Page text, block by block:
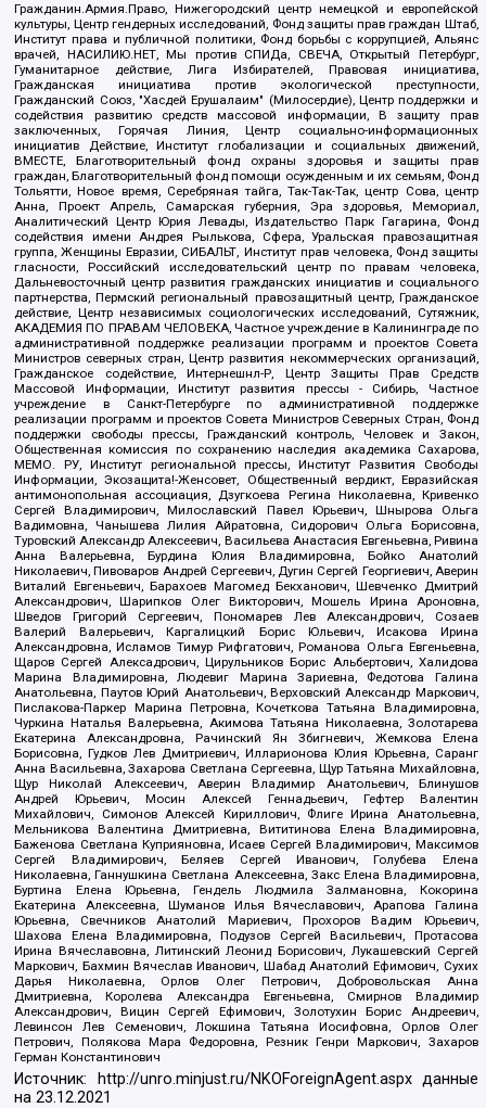
Гражданин.Армия.Право, Нижегородский центр немецкой и европейской
культуры, Центр гендерных исследований, Фонд защиты прав граждан Штаб,
Институт права и публичной политики, Фонд борьбы с коррупцией, Альянс
врачей, НАСИЛИЮ.НЕТ, Мы против СПИДа, СВЕЧА, Открытый Петербург,
Гуманитарное действие, Лига Избирателей, Правовая инициатива,
Гражданская инициатива против экологической преступности,
Гражданский Союз, "Хасдей Ерушалаим" (Милосердие), Центр поддержки и
содействия развитию средств массовой информации, В защиту прав
заключенных, Горячая Линия, Центр социально-информационных
инициатив Действие, Институт глобализации и социальных движений,
ВМЕСТЕ, Благотворительный фонд охраны здоровья и защиты прав
граждан, Благотворительный фонд помощи осужденным и их семьям, Фонд
Тольятти, Новое время, Серебряная тайга, Так-Так-Так, центр Сова, центр
Анна, Проект Апрель, Самарская губерния, Эра здоровья, Мемориал,
Аналитический Центр Юрия Левады, Издательство Парк Гагарина, Фонд
содействия имени Андрея Рылькова, Сфера, Уральская правозащитная
группа, Женщины Евразии, СИБАЛЬТ, Институт прав человека, Фонд защиты
гласности, Российский исследовательский центр по правам человека,
Дальневосточный центр развития гражданских инициатив и социального
партнерства, Пермский региональный правозащитный центр, Гражданское
действие, Центр независимых социологических исследований, Сутяжник,
АКАДЕМИЯ ПО ПРАВАМ ЧЕЛОВЕКА, Частное учреждение в Калининграде по
административной поддержке реализации программ и проектов Совета
Министров северных стран, Центр развития некоммерческих организаций,
Гражданское содействие, Интернешнл-Р, Центр Защиты Прав Средств
Массовой Информации, Институт развития прессы - Сибирь, Частное
учреждение в Санкт-Петербурге по административной поддержке
реализации программ и проектов Совета Министров Северных Стран, Фонд
поддержки свободы прессы, Гражданский контроль, Человек и Закон,
Общественная комиссия по сохранению наследия академика Сахарова,
МЕМО. РУ, Институт региональной прессы, Институт Развития Свободы
Информации, Экозащита!-Женсовет, Общественный вердикт, Евразийская
антимонопольная ассоциация, Дзугкоева Регина Николаевна, Кривенко
Сергей Владимирович, Милославский Павел Юрьевич, Шнырова Ольга
Вадимовна, Чанышева Лилия Айратовна, Сидорович Ольга Борисовна,
Туровский Александр Алексеевич, Васильева Анастасия Евгеньевна, Ривина
Анна Валерьевна, Бурдина Юлия Владимировна, Бойко Анатолий
Николаевич, Пивоваров Андрей Сергеевич, Дугин Сергей Георгиевич, Аверин
Виталий Евгеньевич, Барахоев Магомед Бекханович, Шевченко Дмитрий
Александрович, Шарипков Олег Викторович, Мошель Ирина Ароновна,
Шведов Григорий Сергеевич, Пономарев Лев Александрович, Созаев
Валерий Валерьевич, Каргалицкий Борис Юльевич, Исакова Ирина
Александровна, Исламов Тимур Рифгатович, Романова Ольга Евгеньевна,
Щаров Сергей Алексадрович, Цирульников Борис Альбертович, Халидова
Марина Владимировна, Людевиг Марина Зариевна, Федотова Галина
Анатольевна, Паутов Юрий Анатольевич, Верховский Александр Маркович,
Пислакова-Паркер Марина Петровна, Кочеткова Татьяна Владимировна,
Чуркина Наталья Валерьевна, Акимова Татьяна Николаевна, Золотарева
Екатерина Александровна, Рачинский Ян Збигневич, Жемкова Елена
Борисовна, Гудков Лев Дмитриевич, Илларионова Юлия Юрьевна, Саранг
Анна Васильевна, Захарова Светлана Сергеевна, Щур Татьяна Михайловна,
Щур Николай Алексеевич, Аверин Владимир Анатольевич, Блинушов
Андрей Юрьевич, Мосин Алексей Геннадьевич, Гефтер Валентин
Михайлович, Симонов Алексей Кириллович, Флиге Ирина Анатольевна,
Мельникова Валентина Дмитриевна, Вититинова Елена Владимировна,
Баженова Светлана Куприяновна, Исаев Сергей Владимирович, Максимов
Сергей Владимирович, Беляев Сергей Иванович, Голубева Елена
Николаевна, Ганнушкина Светлана Алексеевна, Закс Елена Владимировна,
Буртина Елена Юрьевна, Гендель Людмила Залмановна, Кокорина
Екатерина Алексеевна, Шуманов Илья Вячеславович, Арапова Галина
Юрьевна, Свечников Анатолий Мариевич, Прохоров Вадим Юрьевич,
Шахова Елена Владимировна, Подузов Сергей Васильевич, Протасова
Ирина Вячеславовна, Литинский Леонид Борисович, Лукашевский Сергей
Маркович, Бахмин Вячеслав Иванович, Шабад Анатолий Ефимович, Сухих
Дарья Николаевна, Орлов Олег Петрович, Добровольская Анна
Дмитриевна, Королева Александра Евгеньевна, Смирнов Владимир
Александрович, Вицин Сергей Ефимович, Золотухин Борис Андреевич,
Левинсон Лев Семенович, Локшина Татьяна Иосифовна, Орлов Олег
Петрович, Полякова Мара Федоровна, Резник Генри Маркович, Захаров
Герман Константинович
Источник: http://unro.minjust.ru/NKOForeignAgent.aspxданные
на23.12.2021